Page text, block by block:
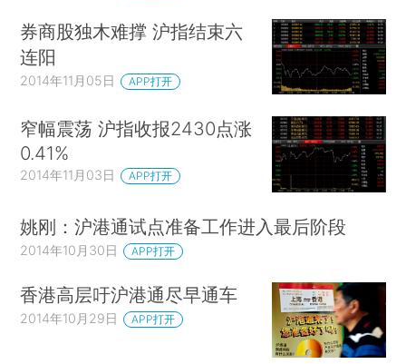
券商股独木难撑 沪指结束六
连阳
2014年11月05日 APP打开
窄幅震荡 沪指收报2430点涨
0.41%
2014年11月03日 APP打开
姚刚：沪港通试点准备工作进入最后阶段
2014年10月30日 APP打开
香港高层吁沪港通尽早通车
2014年10月29日 APP打开